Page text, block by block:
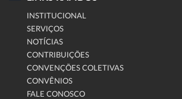
INSTITUCIONAL
SERVIÇOS
NOTÍCIAS
CONTRIBUIÇÕES
CONVENÇÕES COLETIVAS
CONVÊNIOS
FALE CONOSCO